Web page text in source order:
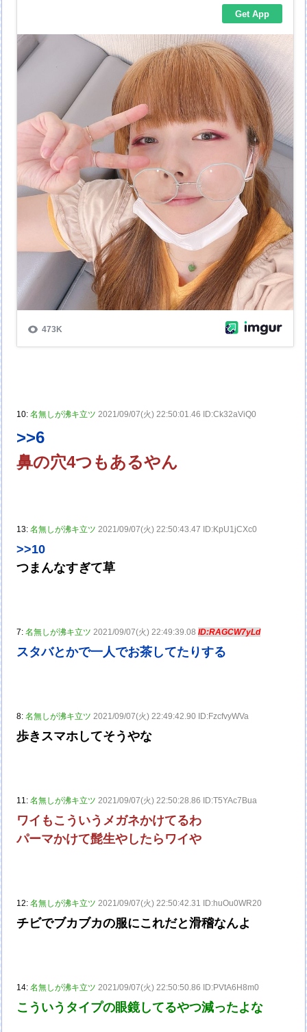
10:名無しが沸キ立ツ 2021/09/07(火) 22:50:01.46 ID:Ck32aViQ0
>>6
鼻の穴4つもあるやん
13:名無しが沸キ立ツ 2021/09/07(火) 22:50:43.47 ID:KpU1jCXc0
>>10
つまんなすぎて草
7:名無しが沸キ立ツ 2021/09/07(火) 22:49:39.08ID:RAGCW7yLd
スタバとかで一人でお茶してたりする
8:名無しが沸キ立ツ 2021/09/07(火) 22:49:42.90 ID:FzcfvyWVa
歩きスマホしてそうやな
11:名無しが沸キ立ツ 2021/09/07(火) 22:50:28.86 ID:T5YAc7Bua
ワイもこういうメガネかけてるわ
パーマかけて髭生やしたらワイや
12:名無しが沸キ立ツ 2021/09/07(火) 22:50:42.31 ID:huOu0WR20
チビでブカブカの服にこれだと滑稽なんよ
14:名無しが沸キ立ツ 2021/09/07(火) 22:50:50.86 ID:PVtA6H8m0
こういうタイプの眼鏡してるやつ減ったよな